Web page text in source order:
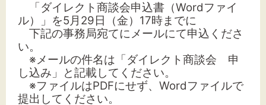
「ダイレクト商談会申込書（Wordファイ
ル）」を5月29日（金）17時までに
下記の事務局宛てにメールにて申込くださ
い。
※メールの件名は「ダイレクト商談会 申
し込み」と記載してください。
※ファイルはPDFにせず、Wordファイルで
提出してください。